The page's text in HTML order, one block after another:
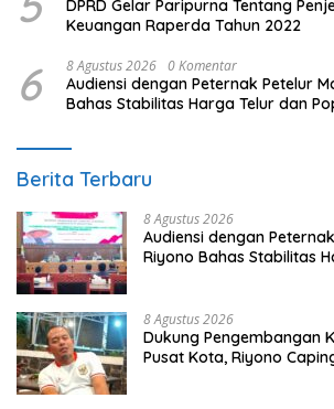
DPRD Gelar Paripurna Tentang
Keuangan Raperda Tahun 2022
6 8 Agustus 2026 0 Komentar
Audiensi dengan Peternak Petelur
Bahas Stabilitas Harga Telur dan
Berita Terbaru
8 Agustus 2026
Audiensi dengan
Riyono Bahas Stabilitas
8 Agustus 2026
Dukung Pengembangan
Pusat Kota, Riyono